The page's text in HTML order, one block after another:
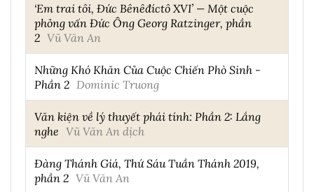
‘Em trai tôi, Đức Bênêđíctô XVI’ — Một cuộc
phỏng vấn Đức Ông Georg Ratzinger, phần
2 Vũ Văn An
Những Khó Khăn Của Cuộc Chiến Phò Sinh -
Phần 2 Dominic Truong
Văn kiện về lý thuyết phái tính: Phần 2: Lắng
nghe Vũ Văn An dịch
Đàng Thánh Giá, Thứ Sáu Tuần Thánh 2019,
phần 2 Vũ Văn An